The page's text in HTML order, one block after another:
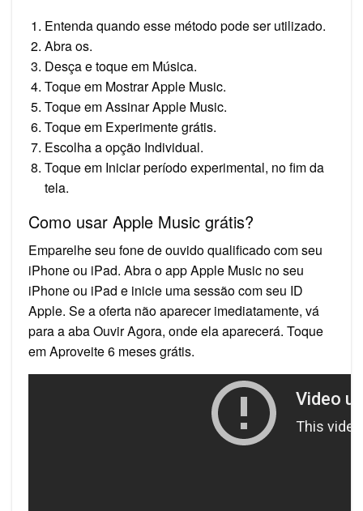
Entenda quando esse método pode ser utilizado.
Abra os.
Desça e toque em Música.
Toque em Mostrar Apple Music.
Toque em Assinar Apple Music.
Toque em Experimente grátis.
Escolha a opção Individual.
Toque em Iniciar período experimental, no fim da
tela.
Como usar Apple Music grátis?
Emparelhe seu fone de ouvido qualificado com seu
iPhone ou iPad. Abra o app Apple Music no seu
iPhone ou iPad e inicie uma sessão com seu ID
Apple. Se a oferta não aparecer imediatamente, vá
para a aba Ouvir Agora, onde ela aparecerá. Toque
em Aproveite 6 meses grátis.